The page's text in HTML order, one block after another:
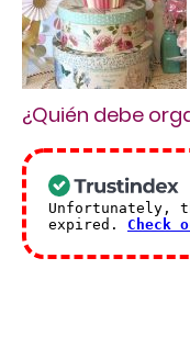
¿Quién debe